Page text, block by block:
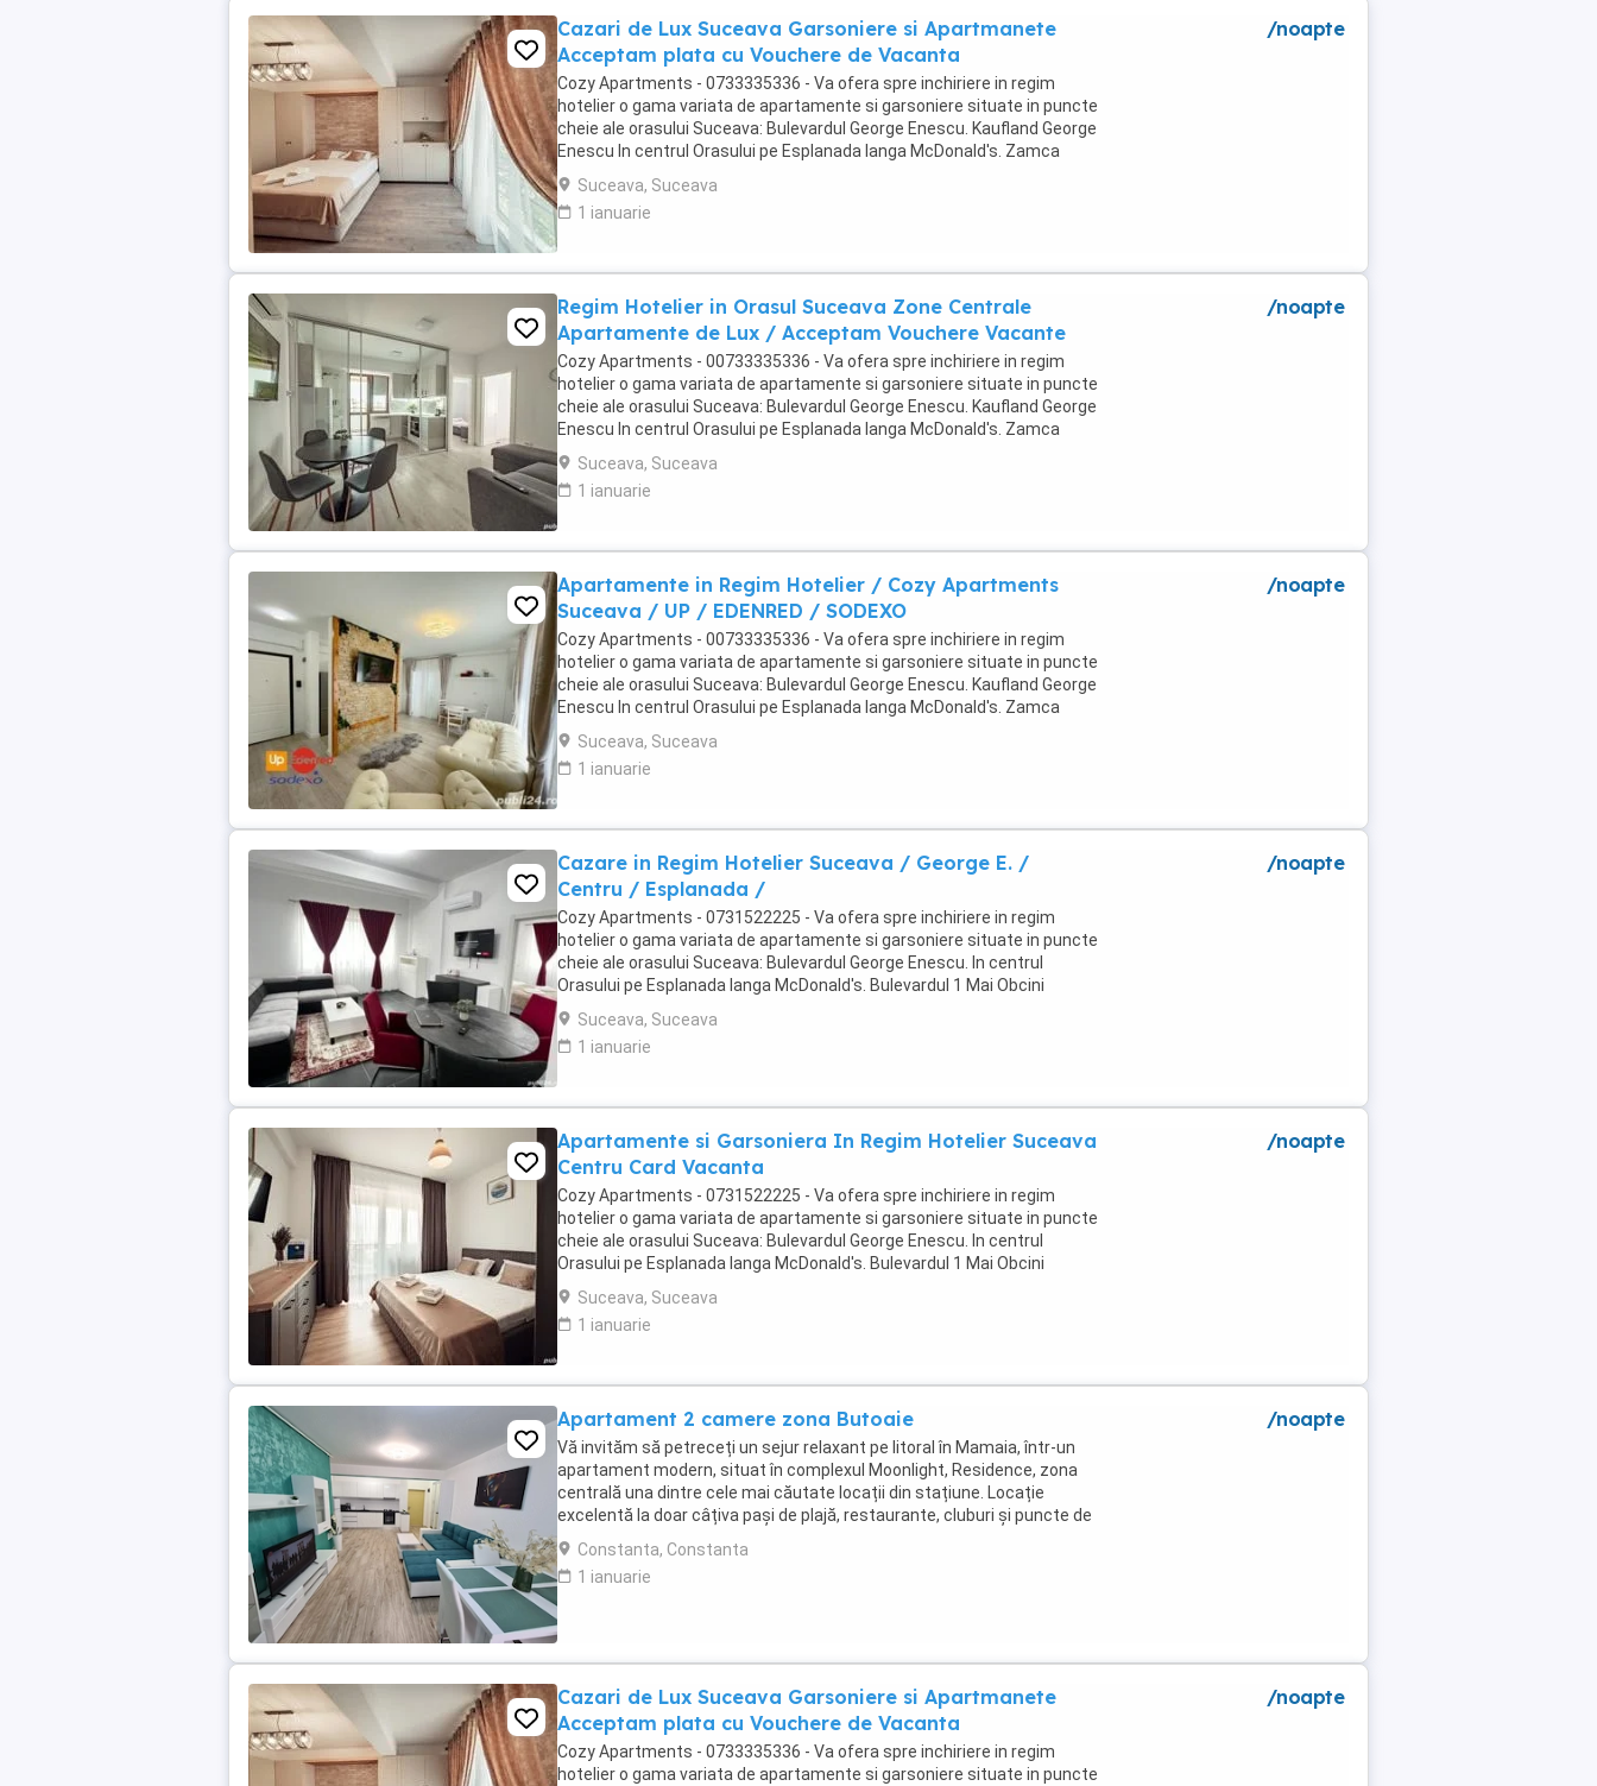
Cazari de Lux Suceava Garsoniere si Apartmanete
Acceptam plata cu Vouchere de Vacanta
Cozy Apartments - 0733335336 - Va ofera spre inchiriere in regim
hotelier o gama variata de apartamente si garsoniere situate in puncte
cheie ale orasului Suceava: Bulevardul George Enescu. Kaufland George
Enescu In centrul Orasului pe Esplanada langa McDonald's. Zamca
Bulevardul 1 Mai Obcini Bulevardul ...
Suceava, Suceava
1 ianuarie
/noapte
Regim Hotelier in Orasul Suceava Zone Centrale
Apartamente de Lux / Acceptam Vouchere Vacante
Cozy Apartments - 00733335336 - Va ofera spre inchiriere in regim
hotelier o gama variata de apartamente si garsoniere situate in puncte
cheie ale orasului Suceava: Bulevardul George Enescu. Kaufland George
Enescu In centrul Orasului pe Esplanada langa McDonald's. Zamca
Bulevardul 1 Mai Obcini ...
Suceava, Suceava
1 ianuarie
/noapte
Apartamente in Regim Hotelier / Cozy Apartments
Suceava / UP / EDENRED / SODEXO
Cozy Apartments - 00733335336 - Va ofera spre inchiriere in regim
hotelier o gama variata de apartamente si garsoniere situate in puncte
cheie ale orasului Suceava: Bulevardul George Enescu. Kaufland George
Enescu In centrul Orasului pe Esplanada langa McDonald's. Zamca
Bulevardul 1 Mai Obcini ...
Suceava, Suceava
1 ianuarie
/noapte
Cazare in Regim Hotelier Suceava / George E. /
Centru / Esplanada /
Cozy Apartments - 0731522225 - Va ofera spre inchiriere in regim
hotelier o gama variata de apartamente si garsoniere situate in puncte
cheie ale orasului Suceava: Bulevardul George Enescu. In centrul
Orasului pe Esplanada langa McDonald's. Bulevardul 1 Mai Obcini
Zamca Burdujeni Ipotesti Pentru ...
Suceava, Suceava
1 ianuarie
/noapte
Apartamente si Garsoniera In Regim Hotelier Suceava
Centru Card Vacanta
Cozy Apartments - 0731522225 - Va ofera spre inchiriere in regim
hotelier o gama variata de apartamente si garsoniere situate in puncte
cheie ale orasului Suceava: Bulevardul George Enescu. In centrul
Orasului pe Esplanada langa McDonald's. Bulevardul 1 Mai Obcini
Zamca Burdujeni Ipotesti Pentru ...
Suceava, Suceava
1 ianuarie
/noapte
Apartament 2 camere zona Butoaie
Vă invităm să petreceți un sejur relaxant pe litoral în Mamaia, într-un
apartament modern, situat în complexul Moonlight, Residence, zona
centrală una dintre cele mai căutate locații din stațiune. Locație
excelentă la doar câțiva pași de plajă, restaurante, cluburi și puncte de
atracție. Etaj 8 ...
Constanta, Constanta
1 ianuarie
/noapte
Cazari de Lux Suceava Garsoniere si Apartmanete
Acceptam plata cu Vouchere de Vacanta
Cozy Apartments - 0733335336 - Va ofera spre inchiriere in regim
hotelier o gama variata de apartamente si garsoniere situate in puncte
/noapte